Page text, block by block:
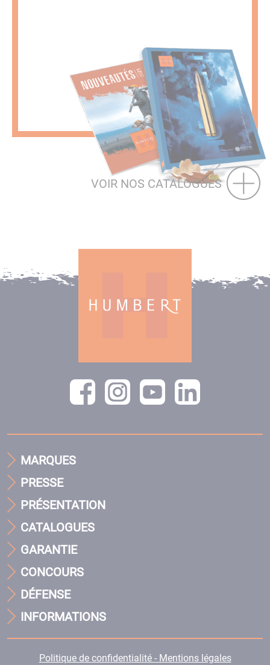
VOIR NOS CATALOGUES
MARQUES
PRESSE
PRÉSENTATION
CATALOGUES
GARANTIE
CONCOURS
DÉFENSE
INFORMATIONS
Politique de confidentialité - Mentions légales